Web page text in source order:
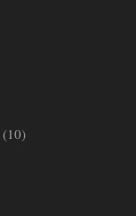
(10)